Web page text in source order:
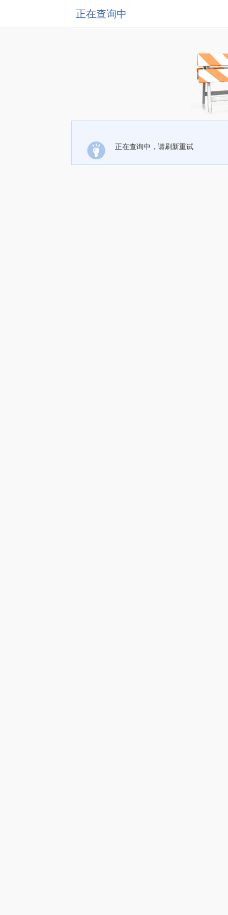
正在查询中
正在查询中，请刷新重试